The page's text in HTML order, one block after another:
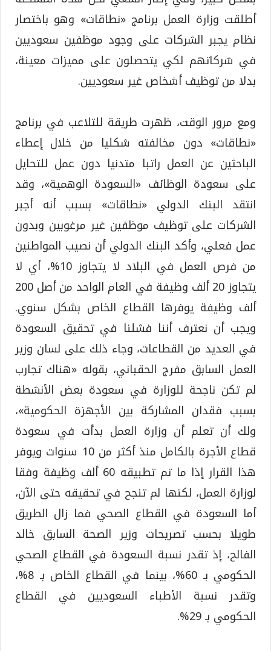
أطلقت وزارة العمل برنامج «نطاقات» وهو باختصار
نظام يجبر الشركات على وجود موظفين سعوديين
في شركاتهم لكي يتحصلون على مميزات معينة،
بدلا من توظيف أشخاص غير سعوديين.
ومع مرور الوقت، ظهرت طريقة للتلاعب في برنامج
«نطاقات» دون مخالفته شكليا من خلال إعطاء
الباحثين عن العمل راتبا متدنيا دون عمل للتحايل
على سعودة الوظائف «السعودة الوهمية»، وقد
انتقد البنك الدولي «نطاقات» بسبب أنه أجبر
الشركات على توظيف موظفين غير مرغوبين وبدون
عمل فعلي، وأكد البنك الدولي أن نصيب المواطنين
من فرص العمل في البلاد لا يتجاوز 10%، أي لا
يتجاوز 20 ألف وظيفة في العام الواحد من أصل 200
ألف وظيفة يوفرها القطاع الخاص بشكل سنوي.
ويجب أن نعترف أننا فشلنا في تحقيق السعودة
في العديد من القطاعات، وجاء ذلك على لسان وزير
العمل السابق مفرج الحقباني، بقوله «هناك تجارب
لم تكن ناجحة للوزارة في سعودة بعض الأنشطة
بسبب فقدان المشاركة بين الأجهزة الحكومية»،
ولك أن تعلم أن وزارة العمل بدأت في سعودة
قطاع الأجرة بالكامل منذ أكثر من 10 سنوات ويوفر
هذا القرار إذا ما تم تطبيقه 60 ألف وظيفة وفقا
لوزارة العمل، لكنها لم تنجح في تحقيقه حتى الآن،
أما السعودة في القطاع الصحي فما زال الطريق
طويلا بحسب تصريحات وزير الصحة السابق خالد
الفالح، إذ تقدر نسبة السعودة في القطاع الصحي
الحكومي بـ 60%، بينما في القطاع الخاص بـ 8%،
وتقدر نسبة الأطباء السعوديين في القطاع
الحكومي بـ 29%.